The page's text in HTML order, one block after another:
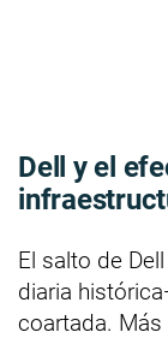
Dell y el
El salto de
diaria
coartada. Más